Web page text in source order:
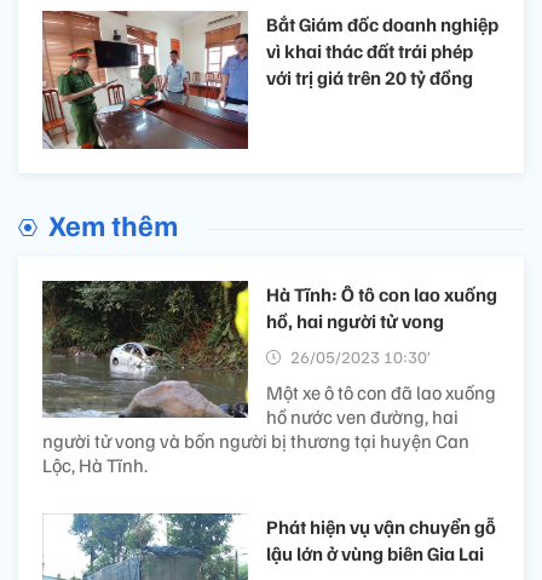
Bắt Giám đốc doanh nghiệp
vì khai thác đất trái phép
với trị giá trên 20 tỷ đồng
Xem thêm
Hà Tĩnh: Ô tô con lao xuống
hồ, hai người tử vong
26/05/2023 10:30’
Một xe ô tô con đã lao xuống
hồ nước ven đường, hai
người tử vong và bốn người bị thương tại huyện Can
Lộc, Hà Tĩnh.
Phát hiện vụ vận chuyển gỗ
lậu lớn ở vùng biên Gia Lai